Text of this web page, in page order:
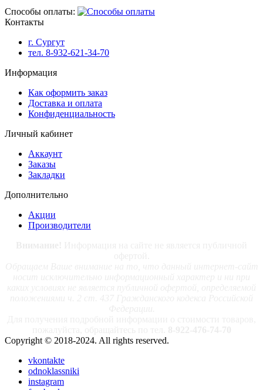
Способы оплаты:
Контакты
г. Сургут
тел. 8-932-621-34-70
Информация
Как оформить заказ
Доставка и оплата
Конфиденциальность
Личный кабинет
Аккаунт
Заказы
Закладки
Дополнительно
Акции
Производители
Copyright © 2018-2024. All rights reserved.
vkontakte
odnoklassniki
instagram